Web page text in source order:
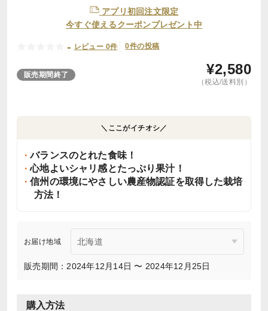
アプリ初回注文限定
今すぐ使えるクーポンプレゼント中
- レビュー 0件 0件の投稿
販売期間終了 ¥2,580
（税込/送料別）
＼ここがイチオシ／
バランスのとれた食味！
心地よいシャリ感とたっぷり果汁！
信州の環境にやさしい農産物認証を取得した栽培
方法！
お届け地域
販売期間：2024年12月14日 〜 2024年12月25日
購入方法